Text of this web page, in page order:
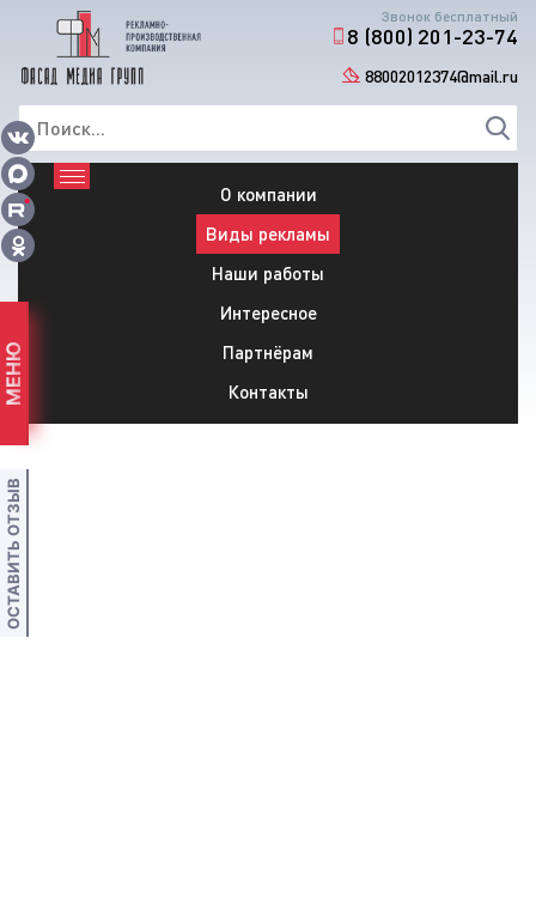
Звонок бесплатный
8 (800) 201-23-74
88002012374@mail.ru
О компании
Виды рекламы
Наши работы
Интересное
Партнёрам
Контакты
МЕНЮ
ОСТАВИТЬ ОТЗЫВ